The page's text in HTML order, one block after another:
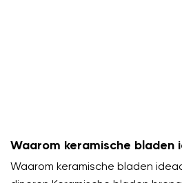
Waarom keramische bladen
buiten dineren
Waarom keramische bladen